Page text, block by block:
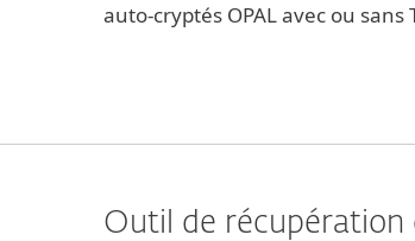
auto-cryptés OPAL avec ou sans
Outil de récupération